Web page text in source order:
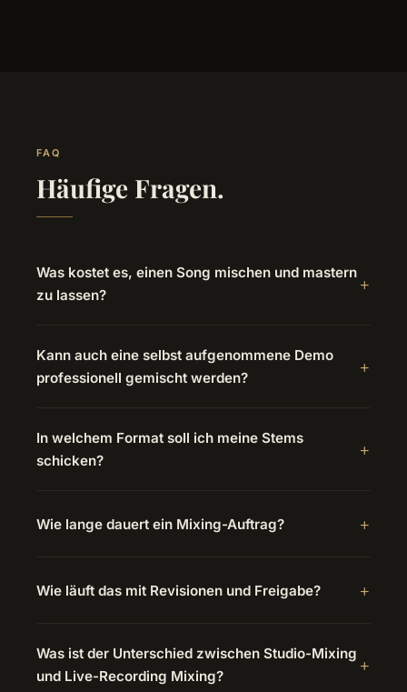
FAQ
Häufige Fragen.
Was kostet es, einen Song mischen und mastern
zu lassen?
Kann auch eine selbst aufgenommene Demo
professionell gemischt werden?
In welchem Format soll ich meine Stems
schicken?
Wie lange dauert ein Mixing-Auftrag?
Wie läuft das mit Revisionen und Freigabe?
Was ist der Unterschied zwischen Studio-Mixing
und Live-Recording Mixing?